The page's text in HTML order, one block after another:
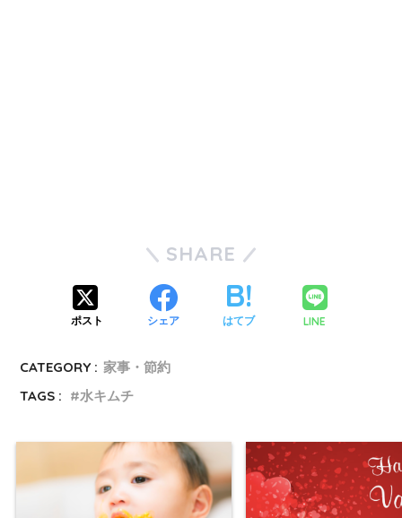
SHARE
ポスト シェア はてブ LINE
CATEGORY : 家事・節約
TAGS :
水キムチ